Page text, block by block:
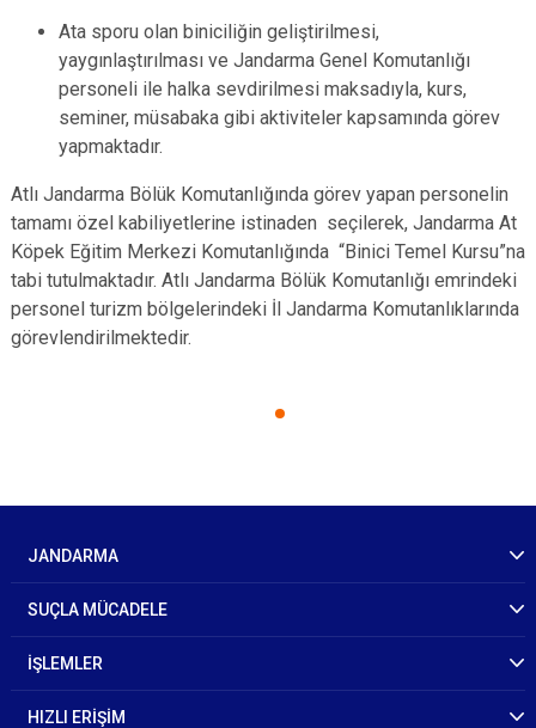
Ata sporu olan biniciliğin geliştirilmesi,
yaygınlaştırılması ve Jandarma Genel Komutanlığı
personeli ile halka sevdirilmesi maksadıyla, kurs,
seminer, müsabaka gibi aktiviteler kapsamında görev
yapmaktadır.
Atlı Jandarma Bölük Komutanlığında görev yapan personelin
tamamı özel kabiliyetlerine istinaden seçilerek, Jandarma At
Köpek Eğitim Merkezi Komutanlığında “Binici Temel Kursu”na
tabi tutulmaktadır. Atlı Jandarma Bölük Komutanlığı emrindeki
personel turizm bölgelerindeki İl Jandarma Komutanlıklarında
görevlendirilmektedir.
JANDARMA
SUÇLA MÜCADELE
İŞLEMLER
HIZLI ERİŞİM